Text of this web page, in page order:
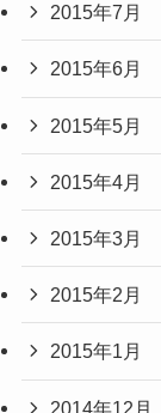
2015年7月
2015年6月
2015年5月
2015年4月
2015年3月
2015年2月
2015年1月
2014年12月